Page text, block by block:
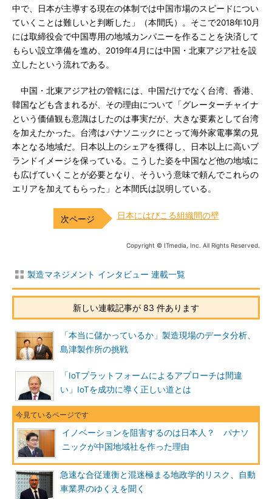
中で、日本が主導する現在の体制では中国市場のスピードについ
ていくことは難しいと判断した」（本間氏）。そこで2018年10月
には取締役会で中国専用の地域カンパニーを作ることを決済して
もらい設立準備を進め、2019年4月には中国・北東アジア社を設
立したという流れである。
中国・北東アジア社の管轄には、中国だけでなく台湾、香港、
韓国なども含まれるが、その理由について「グレーターチャイナ
という価値観も意識はしたのは事実だが、大きな要素として台湾
を加えたかった。台湾はパナソニックにとって海外家電事業の見
本となる地域だ。日本以上のシェアを獲得し、日本以上に高いブ
ランドイメージを保っている。こうした姿を中国など他の地域に
も広げていくことが必要となり、そういう意味で頼んでこれらの
エリアを加えてもらった」と本間氏は説明している。
日本にはびこる組織間の壁
Copyright © ITmedia, Inc. All Rights Reserved.
製造マネジメント インタビュー 連載一覧
新しい連載記事が 83 件あります
「本当に儲かっているか」製造現場のデータ分析、
島津製作所の挑戦
「IoTプラットフォームによるアプローチは間違
い」IoTを成功に導く正しい道とは
イノベーションを阻害するのは日本人？ パナソ
ニックが中国地域社を作った理由
急速な合従連衡と混迷極まる地政学的リスク、自動
車業界のゆくえを聞く